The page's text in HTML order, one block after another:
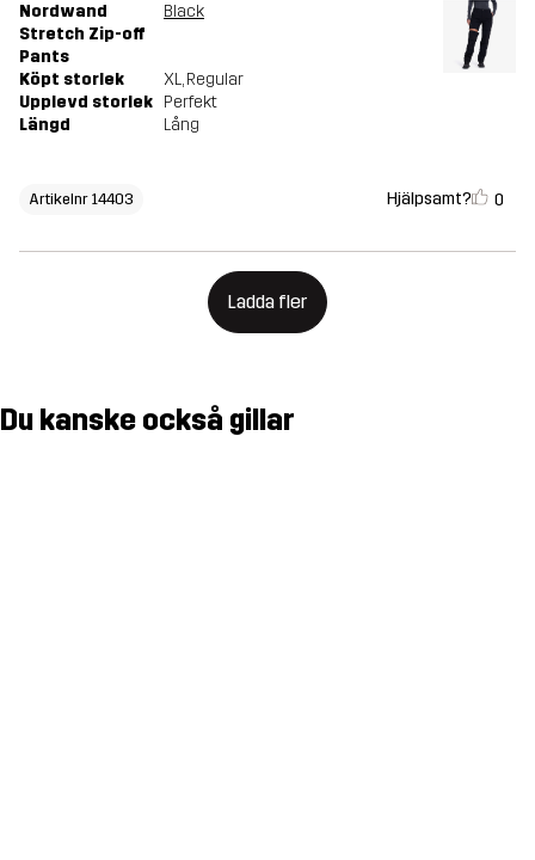
Nordwand
Stretch Zip-off
Pants
Black
Köpt storlek XL, Regular
Upplevd storlek Perfekt
Längd
Lång
Artikelnr 14403 Hjälpsamt? 0
Ladda fler
Du kanske också gillar